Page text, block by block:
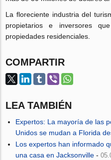
La floreciente industria del
propietarios e inversores
propiedades residenciales.
COMPARTIR
LEA TAMBIÉN
Expertos: La mayoría de las
Unidos se mudan a Florida
Los expertos han informado
una casa en Jacksonville -